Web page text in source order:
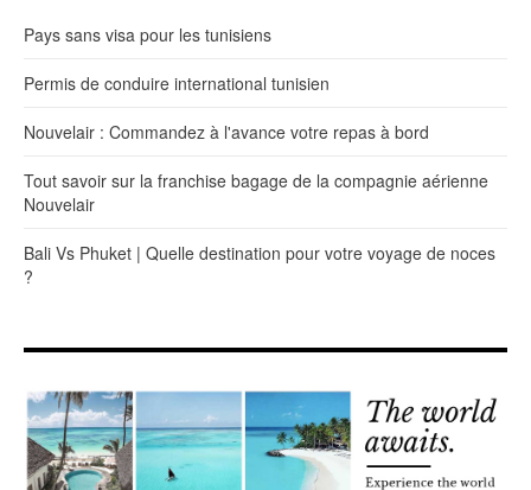
Pays sans visa pour les tunisiens
Permis de conduire international tunisien
Nouvelair : Commandez à l'avance votre repas à bord
Tout savoir sur la franchise bagage de la compagnie aérienne
Nouvelair
Bali Vs Phuket | Quelle destination pour votre voyage de noces
?